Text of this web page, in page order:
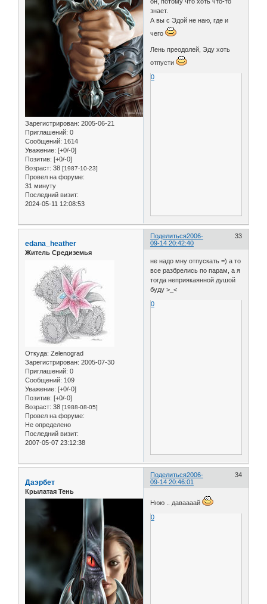
Зарегистрирован: 2005-06-21
Приглашений: 0
Сообщений: 1614
Уважение: [+0/-0]
Позитив: [+0/-0]
Возраст: 38 [1987-10-23]
Провел на форуме:
31 минуту
Последний визит:
2024-05-11 12:08:53
знает.
А вы с Эдой не наю, где и
чего
Лень преодолей, Эду хоть
отпусти
0
Поделиться 33
2006-
09-14 20:42:40
edana_heather
Житель Средиземья
Откуда: Zelenograd
Зарегистрирован: 2005-07-30
Приглашений: 0
Сообщений: 109
Уважение: [+0/-0]
Позитив: [+0/-0]
Возраст: 38 [1988-08-05]
Провел на форуме:
Не определено
Последний визит:
2007-05-07 23:12:38
не надо мну отпускать =) а то
все разбрелись по парам, а я
тогда неприякаянной душой
буду >_<
0
Поделиться 34
2006-
09-14 20:46:01
Даэрбет
Крылатая Тень
Нюю .. даваааай
0